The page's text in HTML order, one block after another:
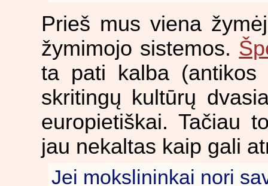
Prieš mus viena
žymimojo sistemos.
ta pati kalba (antikos
skritingų kultūrų
europietiškai. Tačiau
jau nekaltas kaip gali
Jei mokslininkai nori